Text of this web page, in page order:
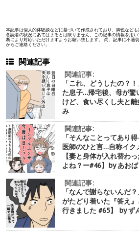
本記事は個人的体験談などに基づいて作成されており、脚色など
各読者の状況にあてはまるとは限りません。この記事の情報を用
断により対応いただけますようお願い致します。 尚、記事に不適
からご連絡ください。
関連記事
関連記事:
「これ、どうしたの？
た息子…帰宅後、母が驚
けど、食い尽くし夫と
み
関連記事:
「そんなことってあり
医師のひと言…自称イク
【妻と身体が入れ替わ
よね？ー#46】by あおば
関連記事:
「なんで謝らないんだ
がたどり着いた『答え
行きました #65】 by ず